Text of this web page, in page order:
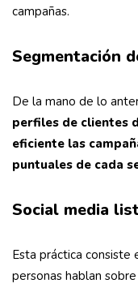
campañas.
Segmentación
De la mano de lo
perfiles de clientes
eficiente las
puntuales de cada
Social media
Esta práctica consiste
personas hablan